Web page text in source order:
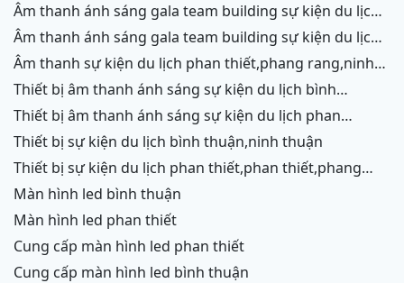
âm thanh ánh sáng gala team building sự kiện du lịch
bình thuận,ninh thuận
âm thanh ánh sáng gala team building sự kiện du lịch
phan thiết,phang rang,ninh chữ,vĩnh hy
âm thanh sự kiện du lịch phan thiết,phang rang,ninh
chữ,vĩnh hy,ninh thuận,cam ranh
thiết bị âm thanh ánh sáng sự kiện du lịch bình
thuận,ninh thuận
thiết bị âm thanh ánh sáng sự kiện du lịch phan
thiết,phang rang,ninh chữ,vĩnh hy,cam ranh
thiết bị sự kiện du lịch bình thuận,ninh thuận
thiết bị sự kiện du lịch phan thiết,phan thiết,phang
rang,ninh chữ,vĩnh hy,cam ranh
màn hình led bình thuận
màn hình led phan thiết
cung cấp màn hình led phan thiết
cung cấp màn hình led bình thuận